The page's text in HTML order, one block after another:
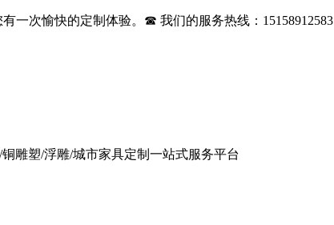
一次愉快的定制体验。☎ 我们的服务热线：15158912583
雕塑/浮雕/城市家具定制一站式服务平台